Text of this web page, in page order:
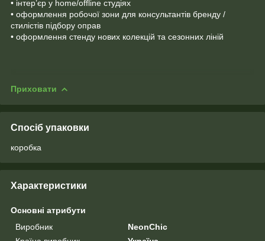
• інтер’єр у home/offline студіях
• оформлення робочої зони для консультантів бренду /
стилістів підбору оправ
• оформлення стенду нових колекцій та сезонних ліній
Приховати
Спосіб упаковки
коробка
Характеристики
Основні атрибути
Виробник
NeonChic